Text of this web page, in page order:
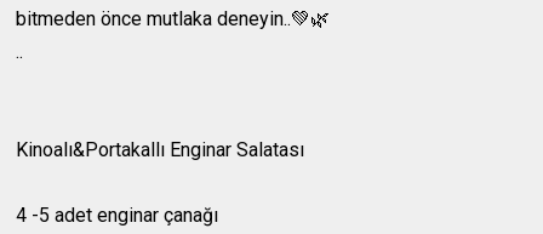
bitmeden önce mutlaka deneyin..💚🌿
..
Kinoalı&Portakallı Enginar Salatası
4 -5 adet enginar çanağı